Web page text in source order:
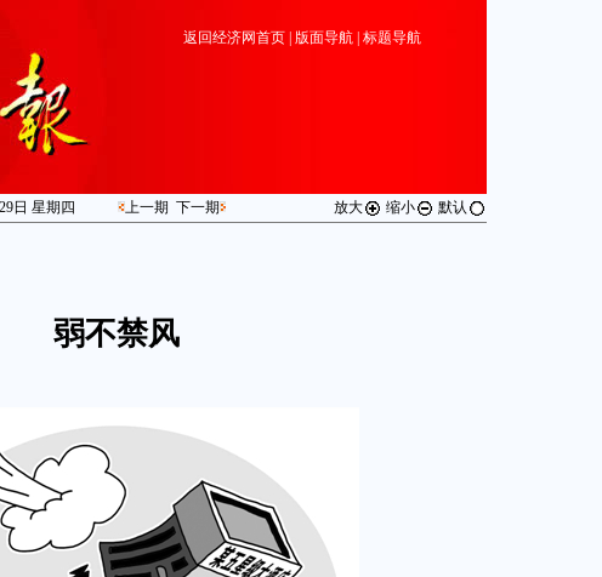
返回经济网首页| 版面导航| 标题导航
日 星期 四 上一期 下一期 放大 缩小 默认
弱不禁风